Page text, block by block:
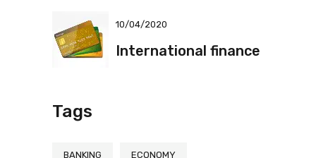
10/04/2020
International finance
Tags
BANKING ECONOMY